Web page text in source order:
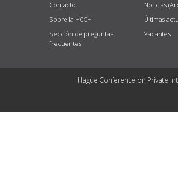
Contacto
Sobre la HCCH
Sección de preguntas
frecuentes
Noticias
Últimas
Vacantes
Hague Conference on Private